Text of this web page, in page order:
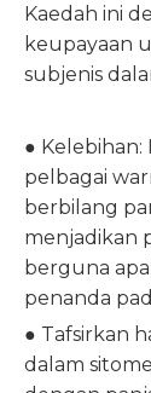
Kaedah ini
keupayaan
subjenis
●
pelbagai
berbilang
menjadikan
berguna
penanda
● Tafsirkan
dalam